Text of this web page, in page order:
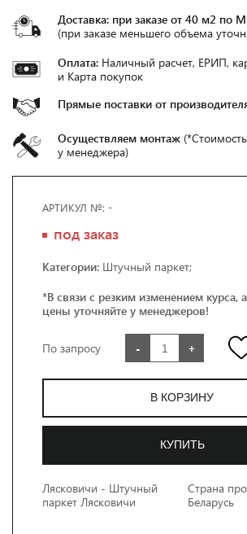
ГАЛЕРЕЯ
пн-пт 10.00 - 20.00
сб-вс 10.00 - 18.00
info@2611.by
Доставка: при заказе от 40 м2 по
(при заказе меньшего объема
Оплата: Наличный расчет, ЕРИП,
и Карта покупок
Прямые поставки от
Осуществляем монтаж
у менеджера)
АРТИКУЛ №: -
под заказ
Категории: Штучный паркет;
*В связи с резким изменением курса,
цены уточняйте у менеджеров!
По запросу - +
В КОРЗИНУ
КУПИТЬ
Лясковичи - Штучный
паркет Лясковичи
Страна
Беларусь